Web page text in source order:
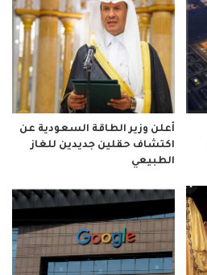
أعلن وزير الطاقة السعودية عن
اكتشاف حقلين جديدين للغاز
الطبيعي